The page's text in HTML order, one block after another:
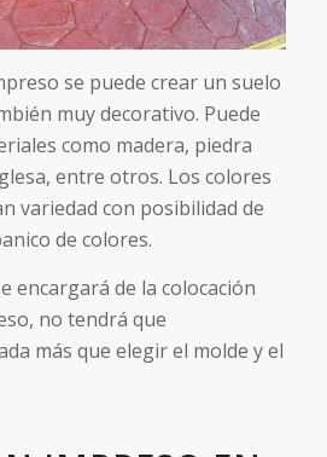
se puede crear un suelo
muy decorativo. Puede
como madera, piedra
entre otros. Los colores
variedad con posibilidad de
de colores.
encargará de la colocación
no tendrá que
más que elegir el molde y el